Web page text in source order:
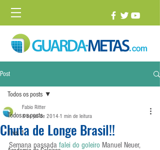
Post
Todos os posts
1 vs. 1
Todos os posts
Chuta de Longe Brasil!!
Fabio Ritter
8 de jul. de 2014 1 min de leitura
Semana passada falei do goleiro Manuel Neuer,